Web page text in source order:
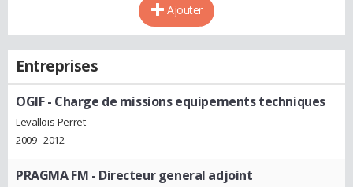
Ajouter
Entreprises
OGIF- Charge de missions equipements techniques
Levallois-Perret
2009 - 2012
PRAGMA FM - Directeur general adjoint